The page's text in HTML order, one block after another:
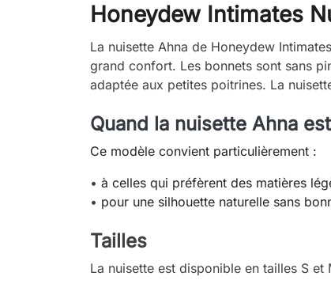
Honeydew Intimates
La nuisette Ahna de Honeydew
grand confort. Les bonnets sont sans
adaptée aux petites poitrines. La
Quand la nuisette Ahna
Ce modèle convient particulièrement :
• à celles qui préfèrent des matières
• pour une silhouette naturelle sans
Tailles
La nuisette est disponible en tailles S et